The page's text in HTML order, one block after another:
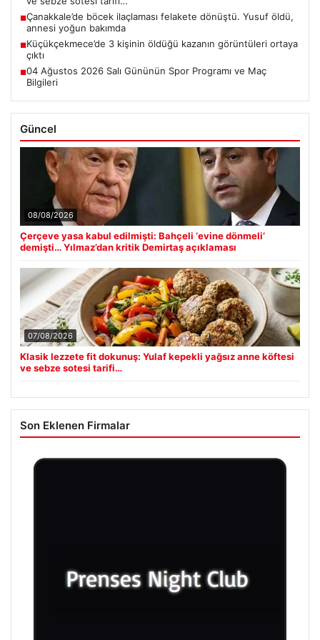
■Çanakkale’de böcek ilaçlaması felakete dönüştü. Yusuf öldü,
annesi yoğun bakımda
■Küçükçekmece’de 3 kişinin öldüğü kazanın görüntüleri ortaya
çıktı
■04 Ağustos 2026 Salı Gününün Spor Programı ve Maç
Bilgileri
Güncel
08/08/2026
Çerçeve yasa kabul edilmişti: Bahçeli ‘evine dönmeli’
demişti… Yılmaz’dan kritik Demirtaş açıklaması
07/08/2026
Klasik lezzete fit dokunuş: Yulaf kepekli yağsız anne köftesi
ve sebze sotesi tarifi…
Son Eklenen Firmalar